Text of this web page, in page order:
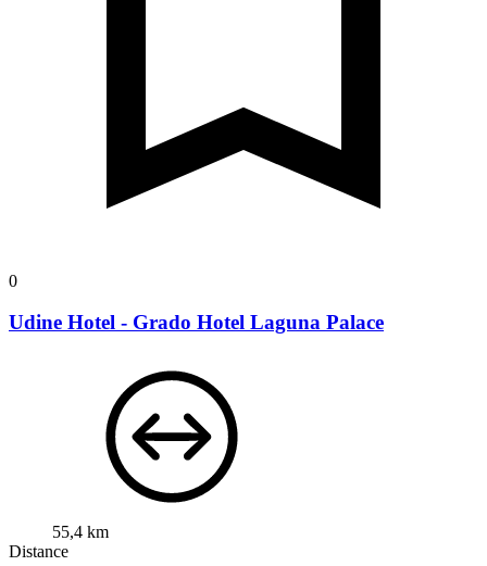
0
Udine Hotel - Grado Hotel Laguna Palace
55,4 km
Distance